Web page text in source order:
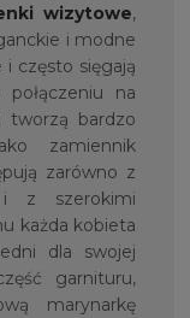
wizytowe,
i modne
często sięgają
na
tworzą bardzo
zamiennik
zarówno z
i z szerokimi
każda kobieta
dla swojej
garnituru,
marynarkę